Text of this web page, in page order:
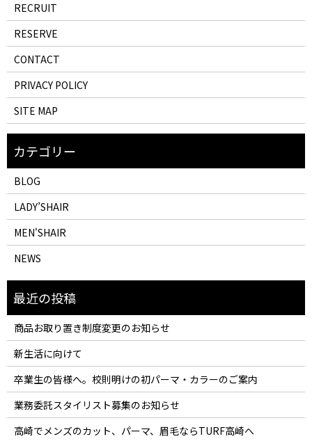
RECRUIT
RESERVE
CONTACT
PRIVACY POLICY
SITE MAP
BLOG
LADY’SHAIR
MEN'SHAIR
NEWS
商品お取り置き制度変更のお知らせ
新生活に向けて
卒業生の皆様へ。校則明けの初パーマ・カラーのご案内
業務委託スタイリスト募集のお知らせ
高崎でメンズのカット、パーマ、眉毛ならTURF高崎へ